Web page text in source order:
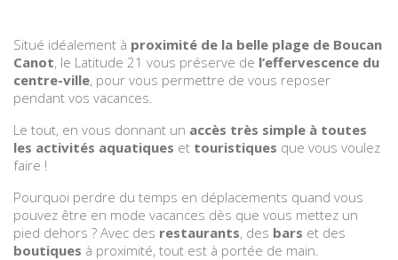
Situé idéalement à proximité de la belle plage de Boucan
Canot, le Latitude 21 vous préserve de l’effervescence du
centre-ville, pour vous permettre de vous reposer
pendant vos vacances.
Le tout, en vous donnant un accès très simple à toutes
les activités aquatiques et touristiques que vous voulez
faire !
Pourquoi perdre du temps en déplacements quand vous
pouvez être en mode vacances dès que vous mettez un
pied dehors ? Avec des restaurants, des bars et des
boutiques à proximité, tout est à portée de main.